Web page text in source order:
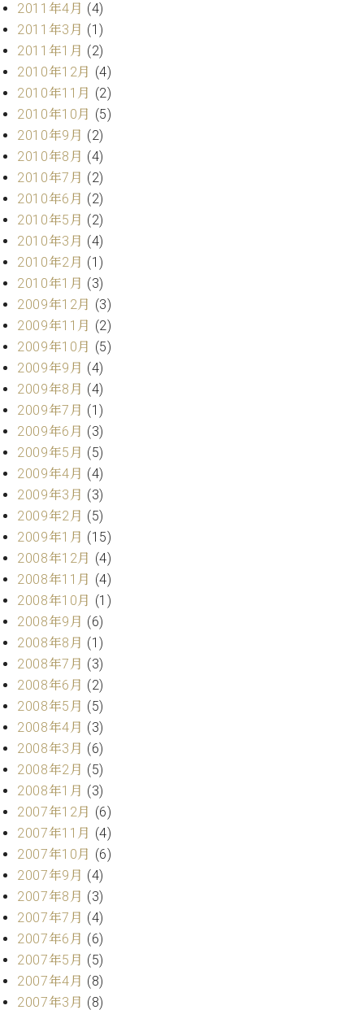
2011年4月 (4)
2011年3月 (1)
2011年1月 (2)
2010年12月 (4)
2010年11月 (2)
2010年10月 (5)
2010年9月 (2)
2010年8月 (4)
2010年7月 (2)
2010年6月 (2)
2010年5月 (2)
2010年3月 (4)
2010年2月 (1)
2010年1月 (3)
2009年12月 (3)
2009年11月 (2)
2009年10月 (5)
2009年9月 (4)
2009年8月 (4)
2009年7月 (1)
2009年6月 (3)
2009年5月 (5)
2009年4月 (4)
2009年3月 (3)
2009年2月 (5)
2009年1月 (15)
2008年12月 (4)
2008年11月 (4)
2008年10月 (1)
2008年9月 (6)
2008年8月 (1)
2008年7月 (3)
2008年6月 (2)
2008年5月 (5)
2008年4月 (3)
2008年3月 (6)
2008年2月 (5)
2008年1月 (3)
2007年12月 (6)
2007年11月 (4)
2007年10月 (6)
2007年9月 (4)
2007年8月 (3)
2007年7月 (4)
2007年6月 (6)
2007年5月 (5)
2007年4月 (8)
2007年3月 (8)